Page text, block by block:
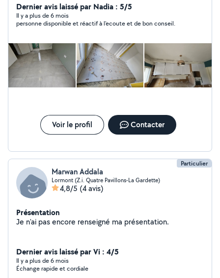
Dernier avis laissé par Nadia : 5/5
Il y a plus de 6 mois
personne disponible et réactif à l'ecoute et de bon conseil.
Voir le profil Contacter
Particulier
Marwan Addala
Lormont (Z.i. Quatre Pavillons-La Gardette)
4,8/5 (4 avis)
Présentation
Je n'ai pas encore renseigné ma présentation.
Dernier avis laissé par Vi : 4/5
Il y a plus de 6 mois
Échange rapide et cordiale